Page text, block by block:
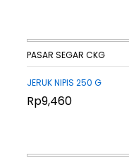
PASAR SEGAR CKG
JERUK NIPIS 250 G
Rp9,460
Rp9,460